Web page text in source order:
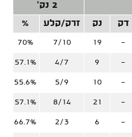
2 נק'
דק נק זרק/קלע %
-
19
7/10
70%
-
9
4/7
57.1%
-
10
5/9
55.6%
-
21
8/14
57.1%
-
6
2/3
66.7%